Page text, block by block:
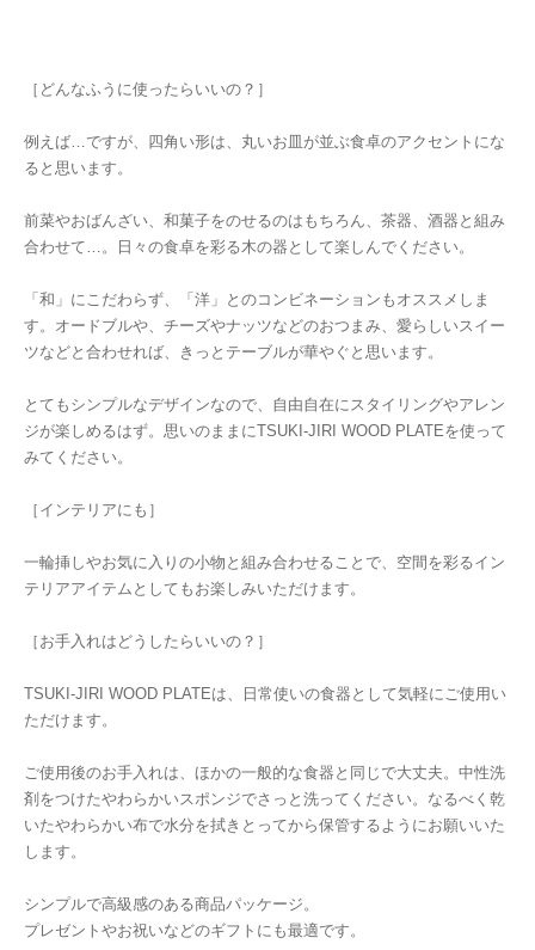
［どんなふうに使ったらいいの？］
例えば…ですが、四角い形は、丸いお皿が並ぶ食卓のアクセントにな
ると思います。
前菜やおばんざい、和菓子をのせるのはもちろん、茶器、酒器と組み
合わせて…。日々の食卓を彩る木の器として楽しんでください。
「和」にこだわらず、「洋」とのコンビネーションもオススメしま
す。オードブルや、チーズやナッツなどのおつまみ、愛らしいスイー
ツなどと合わせれば、きっとテーブルが華やぐと思います。
とてもシンプルなデザインなので、自由自在にスタイリングやアレン
ジが楽しめるはず。思いのままにTSUKI-JIRI WOOD PLATEを使って
みてください。
［インテリアにも］
一輪挿しやお気に入りの小物と組み合わせることで、空間を彩るイン
テリアアイテムとしてもお楽しみいただけます。
［お手入れはどうしたらいいの？］
TSUKI-JIRI WOOD PLATEは、日常使いの食器として気軽にご使用い
ただけます。
ご使用後のお手入れは、ほかの一般的な食器と同じで大丈夫。中性洗
剤をつけたやわらかいスポンジでさっと洗ってください。なるべく乾
いたやわらかい布で水分を拭きとってから保管するようにお願いいた
します。
シンプルで高級感のある商品パッケージ。
プレゼントやお祝いなどのギフトにも最適です。